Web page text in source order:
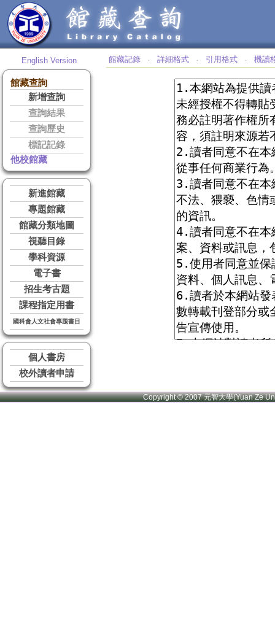
English Version
館藏查詢
新增查詢
查詢結果
查詢歷史
標記記錄
他校館藏
新進館藏
專題館藏
館藏分類地圖
視聽目錄
學科資源
電子書
招生考古題
課程指定用書
國科會人文社會專題書目
個人書房
校外讀者申請
館藏記錄 ‧ 詳細格式 ‧ 引用格式 ‧ 機讀
Copyright © 2007 元智大學(Yuan Ze